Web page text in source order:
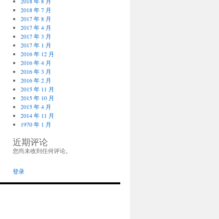
2018 年 7 月
2017 年 8 月
2017 年 4 月
2017 年 3 月
2017 年 1 月
2016 年 12 月
2016 年 4 月
2016 年 3 月
2016 年 2 月
2015 年 11 月
2015 年 10 月
2015 年 4 月
2014 年 11 月
1970 年 1 月
近期评论
您尚未收到任何评论。
登录